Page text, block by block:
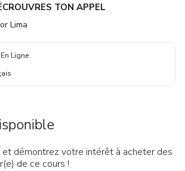
TON APPEL
Lima
Ligne
et démontrez votre intérêt à acheter des
de ce cours !